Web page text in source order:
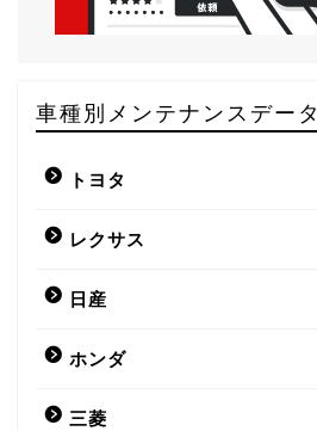
車種別メンテナンスデータ
トヨタ
レクサス
日産
ホンダ
三菱